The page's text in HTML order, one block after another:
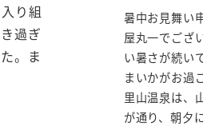
り組
過ぎ
。ま
暑中お見舞い
屋丸一でござ
い暑さが続い
まいかがお過
里山温泉は、
が通り、朝夕